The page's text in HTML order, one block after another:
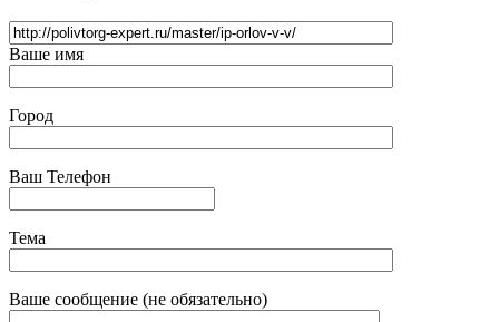
Ваше имя
Город
Ваш Телефон
Тема
Ваше сообщение (не обязательно)